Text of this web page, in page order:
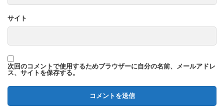
サイト
次回のコメントで使用するためブラウザーに自分の名前、メールアドレ
ス、サイトを保存する。